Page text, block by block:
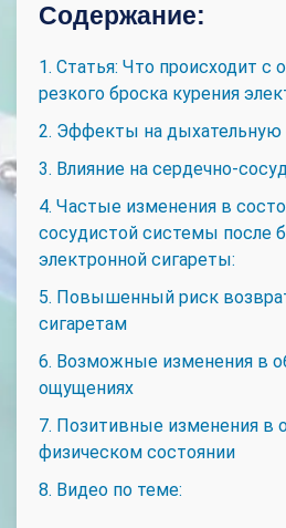
Содержание:
1. Статья: Что происходит с
резкого броска курения
2. Эффекты на дыхательную
3. Влияние на сердечно-
4. Частые изменения в
сосудистой системы после
электронной сигареты:
5. Повышенный риск
сигаретам
6. Возможные изменения в
ощущениях
7. Позитивные изменения в
физическом состоянии
8. Видео по теме: